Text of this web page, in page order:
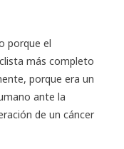
porque el
más completo
porque era un
ante la
de un cáncer